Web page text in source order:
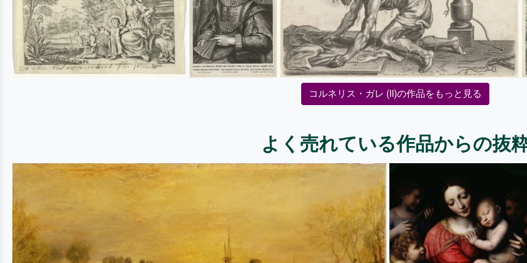
コルネリス・ガレ (II)の作品をもっと見る
よく売れている作品からの抜